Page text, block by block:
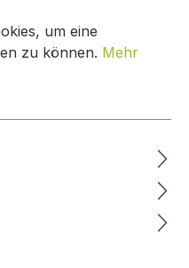
um eine
zu können. Mehr